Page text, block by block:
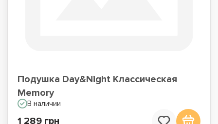
Подушка Day&Night Классическая
Memory
В наличии
1 289 грн